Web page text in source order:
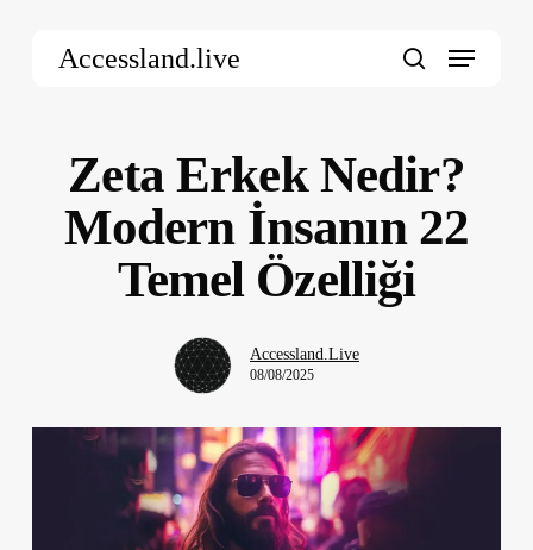
Accessland.live Menu
Zeta Erkek Nedir?
Modern İnsanın 22
Temel Özelliği
Accessland.Live
08/08/2025